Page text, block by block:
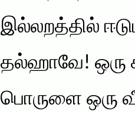
இல்லறத்தில்
தல்ஹாவே! ஒரு
பொருளை ஒரு